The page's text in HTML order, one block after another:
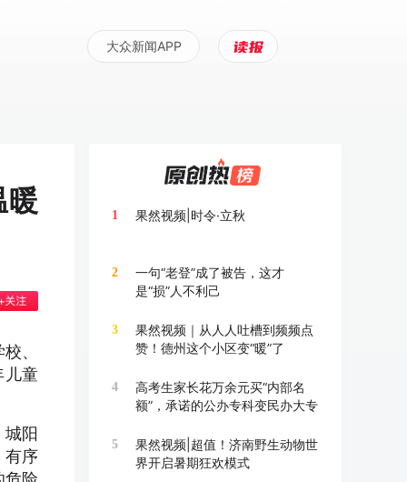
大众新闻APP
暖
、
儿童
城阳
有序
1 果然视频|时令·立秋
2
一句“老登”成了被告，这才
是“损”人不利己
3
果然视频｜从人人吐槽到频频点
赞！德州这个小区变“暖”了
4
高考生家长花万余元买“内部名
额”，承诺的公办专科变民办大专
5
果然视频|超值！济南野生动物世
界开启暑期狂欢模式